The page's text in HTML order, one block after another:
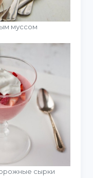
муссом
сырки